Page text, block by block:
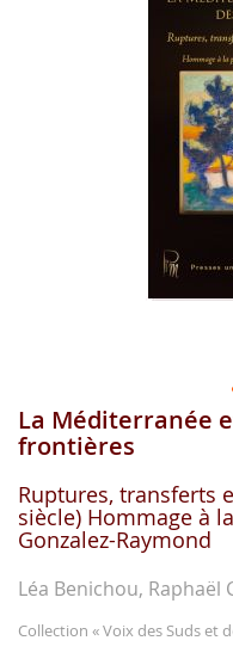
Skip
to
beginning
of
the
gallery
La Méditerranée
frontières
Ruptures, transferts
siècle) Hommage à
Gonzalez-Raymond
Léa Benichou, Raphaël
Collection « Voix des Suds et